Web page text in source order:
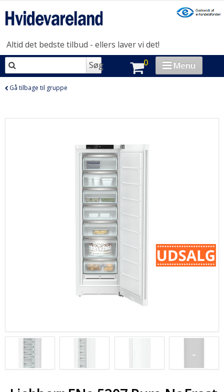
Altid det bedste tilbud - ellers laver vi det!
Søg
0 Menu
VASK & TØR
Gå tilbage til gruppe